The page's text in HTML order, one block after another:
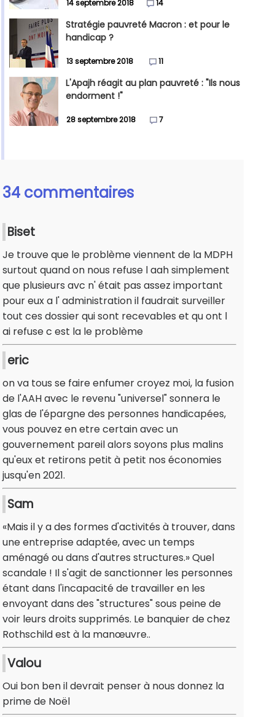
14 septembre 2018 14
Stratégie pauvreté Macron : et pour le
handicap ?
13 septembre 2018 11
L'Apajh réagit au plan pauvreté : "Ils nous
endorment !"
28 septembre 2018 7
34 commentaires
Biset
Je trouve que le problème viennent de la MDPH
surtout quand on nous refuse l aah simplement
que plusieurs avc n' était pas assez important
pour eux a l' administration il faudrait surveiller
tout ces dossier qui sont recevables et qu ont l
ai refuse c est la le problème
eric
on va tous se faire enfumer croyez moi, la fusion
de l'AAH avec le revenu "universel" sonnera le
glas de l'épargne des personnes handicapées,
vous pouvez en etre certain avec un
gouvernement pareil alors soyons plus malins
qu'eux et retirons petit à petit nos économies
jusqu'en 2021.
Sam
«Mais il y a des formes d'activités à trouver, dans
une entreprise adaptée, avec un temps
aménagé ou dans d'autres structures.» Quel
scandale ! Il s'agit de sanctionner les personnes
étant dans l'incapacité de travailler en les
envoyant dans des "structures" sous peine de
voir leurs droits supprimés. Le banquier de chez
Rothschild est à la manœuvre..
Valou
Oui bon ben il devrait penser à nous donnez la
prime de Noël